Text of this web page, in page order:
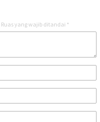
Ruas yang wajib ditandai *